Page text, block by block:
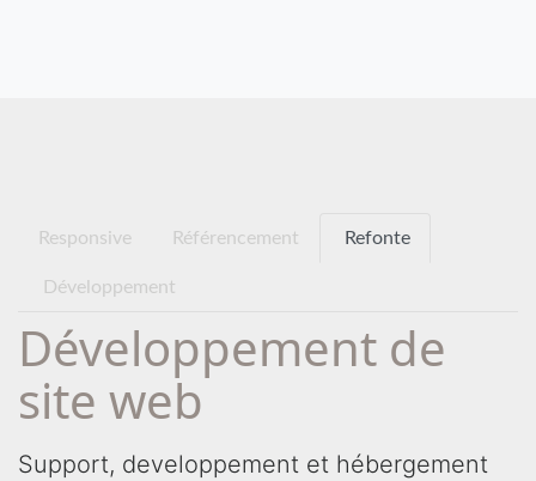
Responsive Référencement Refonte
Développement
Développement de
site web
Support, developpement et hébergement